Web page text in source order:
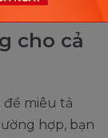
cho cả
miêu tả
hợp, bạn